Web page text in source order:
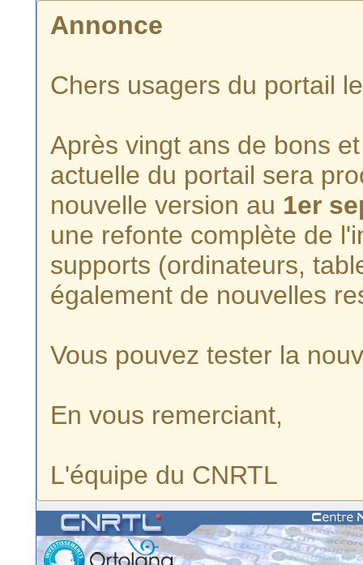
Annonce
Chers usagers du portail
Après vingt ans de bons
actuelle du portail sera
nouvelle version au 1er
une refonte complète de
supports (ordinateurs,
également de nouvelles
Vous pouvez tester la
En vous remerciant,
L'équipe du CNRTL